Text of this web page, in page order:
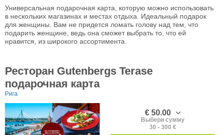
Универсальная подарочная карта, которую можно использовать
в нескольких магазинах и местах отдыха. Идеальный подарок
для женщины. Вам не придется ломать голову над тем, что
подарить женщине, ведь она сможет выбрать то, что ей
нравится, из широкого ассортимента.
Ресторан Gutenbergs Terase
подарочная карта
Рига
€ 50.00
Выбери сумму
30 - 300 €